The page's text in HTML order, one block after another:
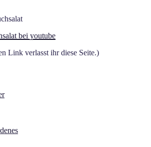
bei youtube
Link verlasst ihr diese Seite.)